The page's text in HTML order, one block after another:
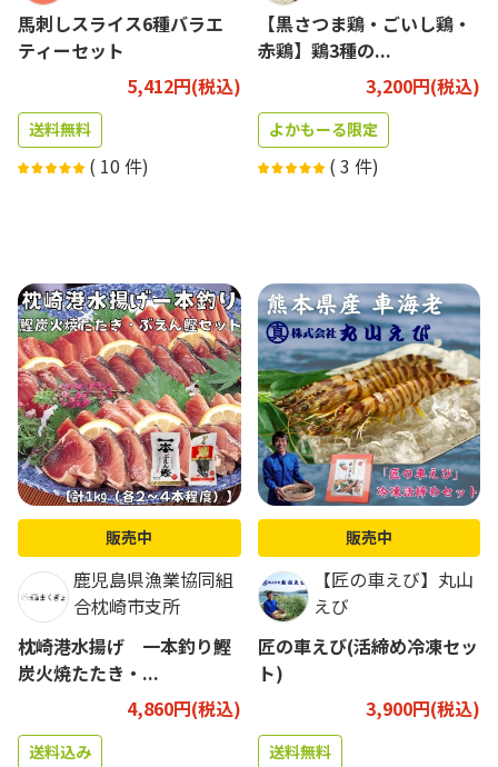
馬刺しスライス6種バラエ
ティーセット
5,412円(税込)
送料無料
( 10 件)
【黒さつま鶏・ごいし鶏・
赤鶏】鶏3種の...
3,200円(税込)
よかもーる限定
( 3 件)
販売中
鹿児島県漁業協同組
合枕崎市支所
枕崎港水揚げ 一本釣り鰹
炭火焼たたき・...
4,860円(税込)
送料込み
販売中
【匠の車えび】丸山
えび
匠の車えび(活締め冷凍セッ
ト)
3,900円(税込)
送料無料